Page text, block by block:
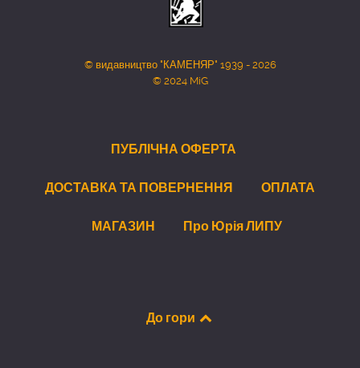
© видавництво "КАМЕНЯР" 1939 - 2026
© 2024 MiG
ПУБЛІЧНА ОФЕРТА
ДОСТАВКА ТА ПОВЕРНЕННЯ ОПЛАТА
МАГАЗИН Про Юрія ЛИПУ
До гори